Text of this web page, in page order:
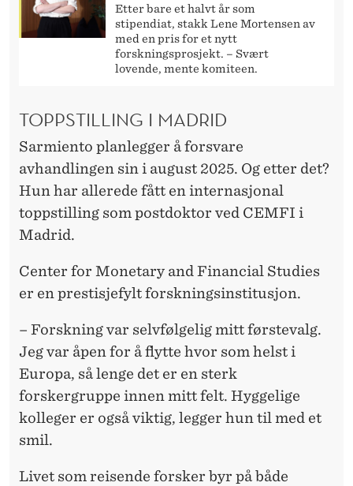
Etter bare et halvt år som
stipendiat, stakk Lene Mortensen av
med en pris for et nytt
forskningsprosjekt. – Svært
lovende, mente komiteen.
TOPPSTILLING I MADRID
Sarmiento planlegger å forsvare
avhandlingen sin i august 2025. Og etter det?
Hun har allerede fått en internasjonal
toppstilling som postdoktor ved CEMFI i
Madrid.
Center for Monetary and Financial Studies
er en prestisjefylt forskningsinstitusjon.
– Forskning var selvfølgelig mitt førstevalg.
Jeg var åpen for å flytte hvor som helst i
Europa, så lenge det er en sterk
forskergruppe innen mitt felt. Hyggelige
kolleger er også viktig, legger hun til med et
smil.
Livet som reisende forsker byr på både